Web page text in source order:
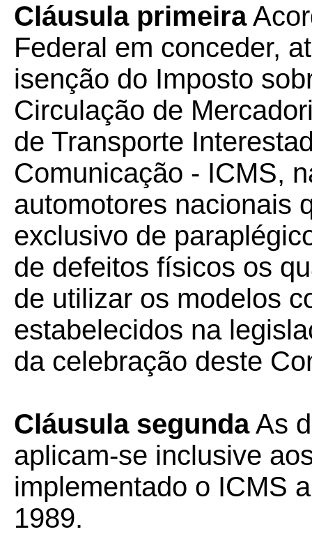
Cláusula primeira
Federal em conceder,
isenção do Imposto
Circulação de
de Transporte
Comunicação - ICMS,
automotores nacionais
exclusivo de
de defeitos físicos os
de utilizar os modelos
estabelecidos na
da celebração deste
Cláusula segundaAs
aplicam-se inclusive
implementado o ICMS
1989.